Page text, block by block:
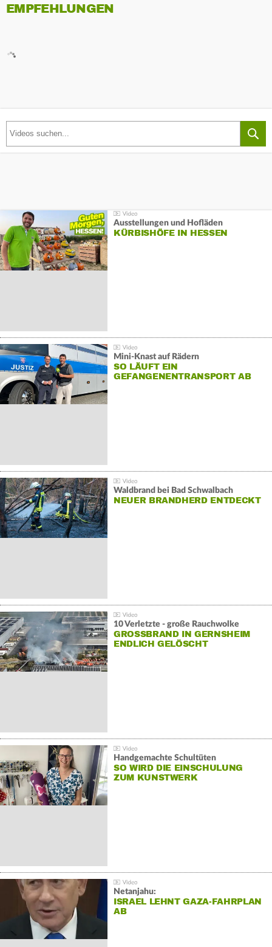
EMPFEHLUNGEN
Ausstellungen und Hofläden
KÜRBISHÖFE IN HESSEN
Mini-Knast auf Rädern
SO LÄUFT EIN
GEFANGENENTRANSPORT AB
Waldbrand bei Bad Schwalbach
NEUER BRANDHERD ENTDECKT
10 Verletzte - große Rauchwolke
GROSSBRAND IN GERNSHEIM E
NDLICH GELÖSCHT
Handgemachte Schultüten
SO WIRD DIE EINSCHULUNG
ZUM KUNSTWERK
Netanjahu:
ISRAEL LEHNT GAZA-FAHRPLAN
AB